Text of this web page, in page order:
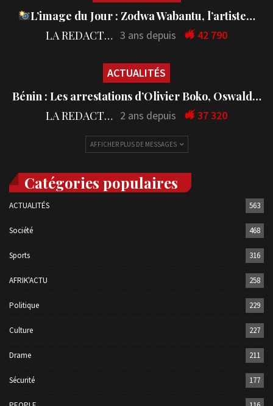
L’image du Jour : Zodwa Wabantu, l’artiste…
LA REDACTION 3 ans depuis 42 790
ACTUALITÉS
Bénin : Les arrestations d’Olivier Boko, Oswald…
LA REDACTION 2 ans depuis 37 320
AFFICHER PLUS DE MESSAGES
Catégories populaires
ACTUALITÉS 563
Société 468
Sports 316
AFRIK'ACTU 258
Politique 229
Culture 227
Drame 211
Sécurité 177